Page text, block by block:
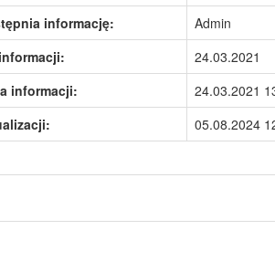
informację:
Admin
24.03.2021
informacji:
24.03.2021
05.08.2024